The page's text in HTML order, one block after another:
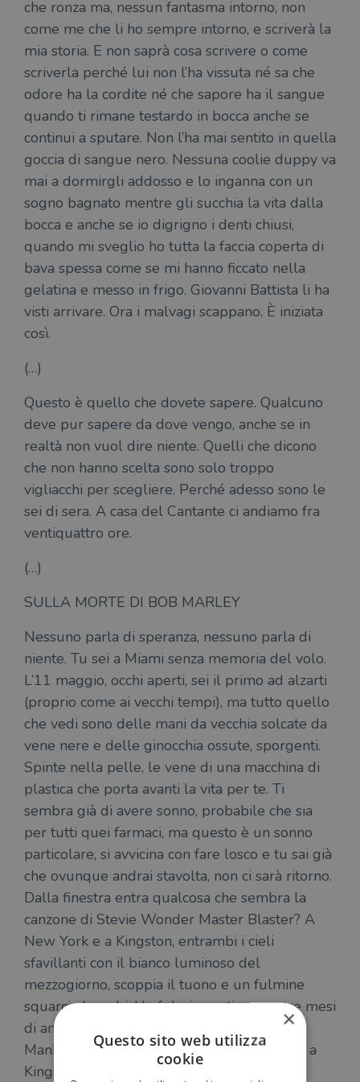
che ronza ma, nessun fantasma intorno, non
come me che li ho sempre intorno, e scriverà la
mia storia. E non saprà cosa scrivere o come
scriverla perché lui non l’ha vissuta né sa che
odore ha la cordite né che sapore ha il sangue
quando ti rimane testardo in bocca anche se
continui a sputare. Non l’ha mai sentito in quella
goccia di sangue nero. Nessuna coolie duppy va
mai a dormirgli addosso e lo inganna con un
sogno bagnato mentre gli succhia la vita dalla
bocca e anche se io digrigno i denti chiusi,
quando mi sveglio ho tutta la faccia coperta di
bava spessa come se mi hanno ficcato nella
gelatina e messo in frigo. Giovanni Battista li ha
visti arrivare. Ora i malvagi scappano. È iniziata
così.
(…)
Questo è quello che dovete sapere. Qualcuno
deve pur sapere da dove vengo, anche se in
realtà non vuol dire niente. Quelli che dicono
che non hanno scelta sono solo troppo
vigliacchi per scegliere. Perché adesso sono le
sei di sera. A casa del Cantante ci andiamo fra
ventiquattro ore.
(…)
SULLA MORTE DI BOB MARLEY
Nessuno parla di speranza, nessuno parla di
niente. Tu sei a Miami senza memoria del volo.
L’11 maggio, occhi aperti, sei il primo ad alzarti
(proprio come ai vecchi tempi), ma tutto quello
che vedi sono delle mani da vecchia solcate da
vene nere e delle ginocchia ossute, sporgenti.
Spinte nella pelle, le vene di una macchina di
plastica che porta avanti la vita per te. Ti
sembra già di avere sonno, probabile che sia
per tutti quei farmaci, ma questo è un sonno
particolare, si avvicina con fare losco e tu sai già
che ovunque andrai stavolta, non ci sarà ritorno.
Dalla finestra entra qualcosa che sembra la
canzone di Stevie Wonder Master Blaster? A
New York e a Kingston, entrambi i cieli
sfavillanti con il bianco luminoso del
mezzogiorno, scoppia il tuono e un fulmine
squarcia le nubi. Un fulmine estivo, con tre mesi
di anticipo. La donna che si sta svegliando a
Manhattan e la donna seduta sulla veranda a
Kingston sanno entrambe. Te ne sei andato.
×
Questo sito web utilizza
cookie